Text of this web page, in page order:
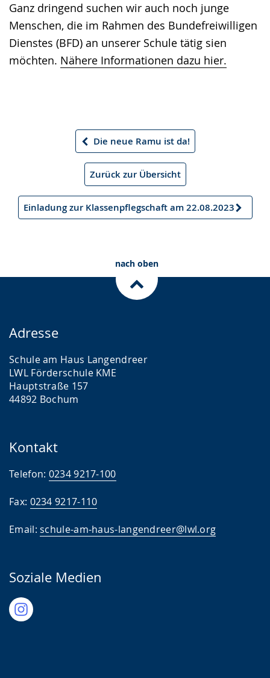
Ganz dringend suchen wir auch noch junge
Menschen, die im Rahmen des Bundefreiwilligen
Dienstes (BFD) an unserer Schule tätig sien
möchten. Nähere Informationen dazu hier.
Vorheriger
Die neue Ramu ist da!
Zurück zur Übersicht
Einladung zur Klassenpflegschaft am 22.08.2023
Nächster
nach oben
Adresse
Schule am Haus Langendreer
LWL Förderschule KME
Hauptstraße 157
44892 Bochum
Kontakt
Telefon: 0234 9217-100
Fax: 0234 9217-110
Email:schule-am-haus-langendreer@lwl.org
Soziale Medien